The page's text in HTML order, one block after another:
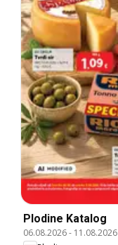
Plodine Katalog
06.08.2026- 11.08.2026